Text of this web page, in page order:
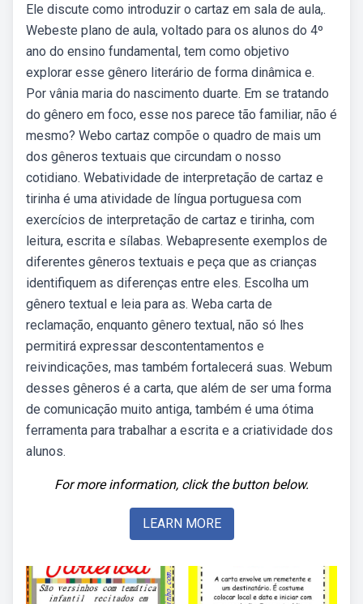
Ele discute como introduzir o cartaz em sala de aula,.
Webeste plano de aula, voltado para os alunos do 4º
ano do ensino fundamental, tem como objetivo
explorar esse gênero literário de forma dinâmica e.
Por vânia maria do nascimento duarte. Em se tratando
do gênero em foco, esse nos parece tão familiar, não é
mesmo? Webo cartaz compõe o quadro de mais um
dos gêneros textuais que circundam o nosso
cotidiano. Webatividade de interpretação de cartaz e
tirinha é uma atividade de língua portuguesa com
exercícios de interpretação de cartaz e tirinha, com
leitura, escrita e sílabas. Webapresente exemplos de
diferentes gêneros textuais e peça que as crianças
identifiquem as diferenças entre eles. Escolha um
gênero textual e leia para as. Weba carta de
reclamação, enquanto gênero textual, não só lhes
permitirá expressar descontentamentos e
reivindicações, mas também fortalecerá suas. Webum
desses gêneros é a carta, que além de ser uma forma
de comunicação muito antiga, também é uma ótima
ferramenta para trabalhar a escrita e a criatividade dos
alunos.
For more information, click the button below.
LEARN MORE